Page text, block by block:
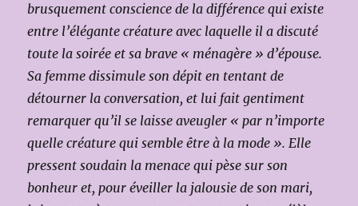
brusquement conscience de la différence qui existe
entre l’élégante créature avec laquelle il a discuté
toute la soirée et sa brave « ménagère » d’épouse.
Sa femme dissimule son dépit en tentant de
détourner la conversation, et lui fait gentiment
remarquer qu’il se laisse aveugler « par n’importe
quelle créature qui semble être à la mode ». Elle
pressent soudain la menace qui pèse sur son
bonheur et, pour éveiller la jalousie de son mari,